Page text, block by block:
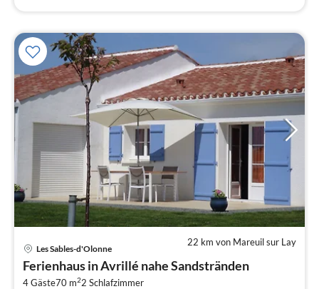
22 km von Mareuil sur Lay
Les Sables-d'Olonne
Ferienhaus in Avrillé nahe Sandstränden
4 Gäste70 m22 Schlafzimmer